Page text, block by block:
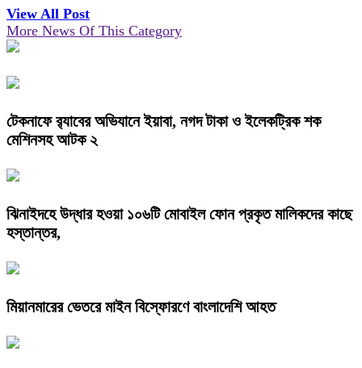
View All Post
More News Of This Category
টেকনাফে র‌্যাবের অভিযানে ইয়াবা, নগদ টাকা ও ইলেকট্রিক শক
মেশিনসহ আটক ২
ঝিনাইদহে উদ্ধার হওয়া ১০৬টি মোবাইল ফোন প্রকৃত মালিকদের কাছে
হস্তান্তর,
মিয়ানমারের ভেতরে মাইন বিস্ফোরণে বাংলাদেশি আহত